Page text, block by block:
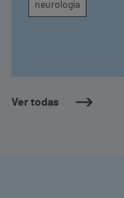
Ver todas
neurología